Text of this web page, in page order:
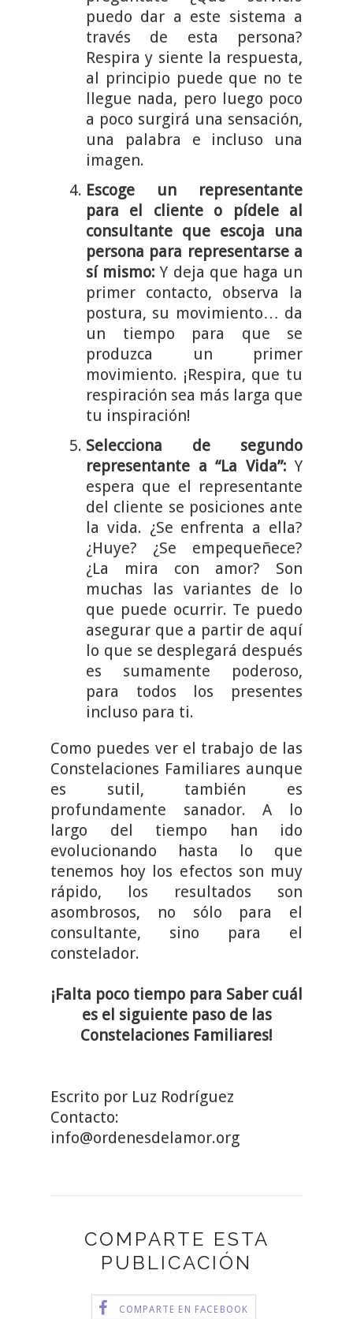
puedo dar a este sistema a
través de esta persona?
Respira y siente la respuesta,
al principio puede que no te
llegue nada, pero luego poco
a poco surgirá una sensación,
una palabra e incluso una
imagen.
Escoge un representante
para el cliente o pídele al
consultante que escoja una
persona para representarse a
sí mismo: Y deja que haga un
primer contacto, observa la
postura, su movimiento… da
un tiempo para que se
produzca un primer
movimiento. ¡Respira, que tu
respiración sea más larga que
tu inspiración!
Selecciona de segundo
representante a “La Vida”: Y
espera que el representante
del cliente se posiciones ante
la vida. ¿Se enfrenta a ella?
¿Huye? ¿Se empequeñece?
¿La mira con amor? Son
muchas las variantes de lo
que puede ocurrir. Te puedo
asegurar que a partir de aquí
lo que se desplegará después
es sumamente poderoso,
para todos los presentes
incluso para ti.
Como puedes ver el trabajo de las
Constelaciones Familiares aunque
es sutil, también es
profundamente sanador. A lo
largo del tiempo han ido
evolucionando hasta lo que
tenemos hoy los efectos son muy
rápido, los resultados son
asombrosos, no sólo para el
consultante, sino para el
constelador.
¡Falta poco tiempo para Saber cuál
es el siguiente paso de las
Constelaciones Familiares!
Escrito por Luz Rodríguez
Contacto:
info@ordenesdelamor.org
COMPARTE ESTA
PUBLICACIÓN
COMPARTE EN FACEBOOK